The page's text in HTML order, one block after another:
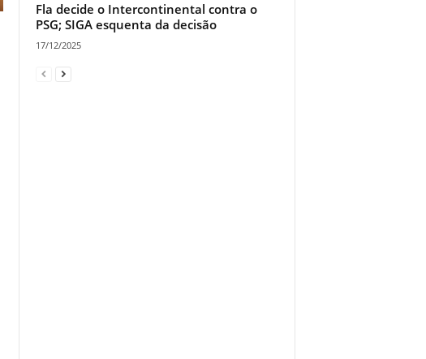
Fla decide o Intercontinental contra o
PSG; SIGA esquenta da decisão
17/12/2025